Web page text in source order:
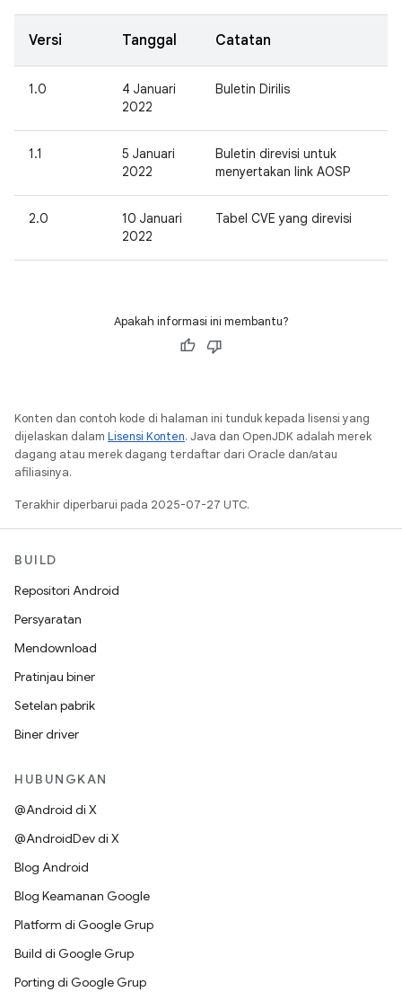
Versi Tanggal Catatan
1.0
4 Januari
2022
Buletin Dirilis
1.1
5 Januari
2022
Buletin direvisi untuk
menyertakan link AOSP
2.0
10 Januari
2022
Tabel CVE yang direvisi
Apakah informasi ini membantu?
Konten dan contoh kode di halaman ini tunduk kepada lisensi yang
dijelaskan dalam Lisensi Konten. Java dan OpenJDK adalah merek
dagang atau merek dagang terdaftar dari Oracle dan/atau
afiliasinya.
Terakhir diperbarui pada 2025-07-27 UTC.
BUILD
Repositori Android
Persyaratan
Mendownload
Pratinjau biner
Setelan pabrik
Biner driver
HUBUNGKAN
@Android di X
@AndroidDev di X
Blog Android
Blog Keamanan Google
Platform di Google Grup
Build di Google Grup
Porting di Google Grup